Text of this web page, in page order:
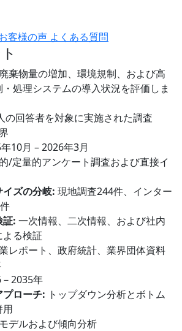
客様の声 よくある質問
棄物量の増加、環境規制、および高
処理システムの導入状況を評価しま
の回答者を対象に実施された調査
10月 – 2026年3月
/定量的アンケート調査および直接イ
ズの分岐: 現地調査244件、インター
証: 一次情報、二次情報、および社内
る検証
レポート、政府統計、業界団体資料
2035年
ローチ: トップダウン分析とボトム
用
デルおよび傾向分析